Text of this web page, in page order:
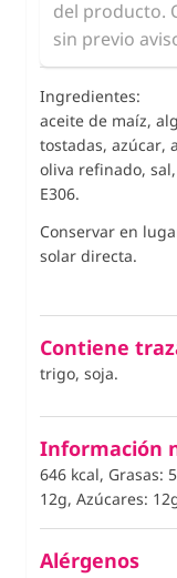
del producto.
sin previo
Ingredientes:
aceite de maíz,
tostadas, azúcar,
oliva refinado,
E306.
Conservar en
solar directa.
Contiene
trigo, soja.
Información
646 kcal, Grasas:
12g, Azúcares:
Alérgenos